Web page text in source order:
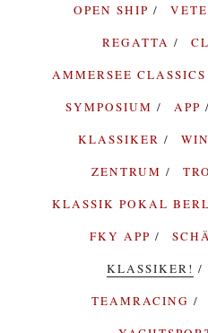
OPEN SHIP
REGATTA
AMMERSEE CLASSICS
SYMPOSIUM
APP
KLASSIKER
ZENTRUM
KLASSIK POKAL
FKY APP
KLASSIKER!
TEAMRACING